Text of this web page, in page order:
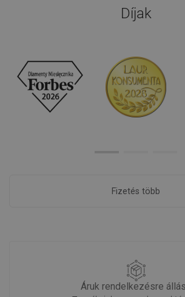
Díjak
Fizetés több
Áruk rendelkezésre